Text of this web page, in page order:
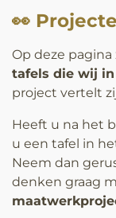
👀
Op deze
tafels die wij
project vertelt
Heeft u na het
u een tafel in
Neem dan
denken graag